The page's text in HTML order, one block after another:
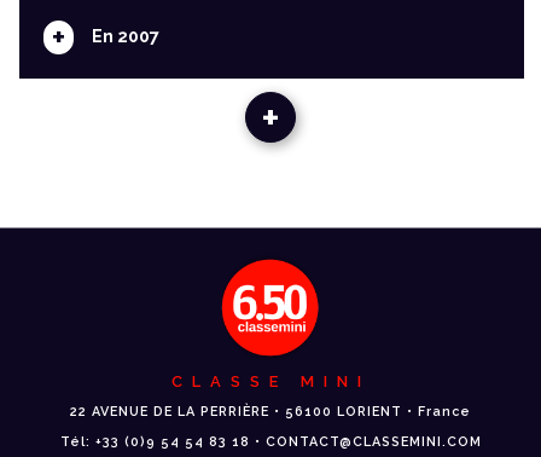
+ En 2007
+
CLASSE MINI
22 AVENUE DE LA PERRIÈRE • 56100 LORIENT • France
Tél: +33 (0)9 54 54 83 18 • CONTACT@CLASSEMINI.COM